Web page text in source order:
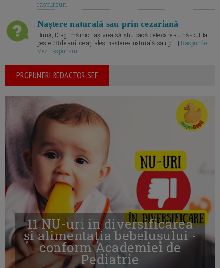
raspunsuri
Naștere naturală sau prin cezariană
Bună, Dragi mămici, aș vrea să știu dacă cele care au născut la
peste 38 de ani, ce ați ales: nașterea naturală sau p... |Raspunde |
Vezi raspunsuri
PROPUNERI REDACTOR SEF
11 NU-uri in diversificarea
și alimentația bebelușului -
conform Academiei de
Pediatrie